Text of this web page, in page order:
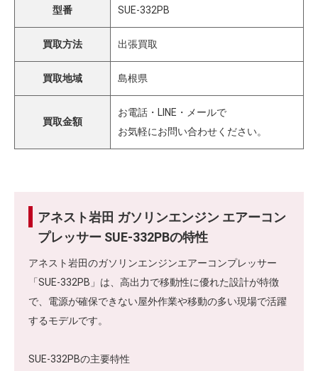
型番 SUE-332PB
買取方法 出張買取
買取地域 島根県
買取金額
お電話・LINE・メールで
お気軽にお問い合わせください。
アネスト岩田 ガソリンエンジン エアーコン
プレッサー SUE-332PBの特性
アネスト岩田のガソリンエンジンエアーコンプレッサー
「SUE-332PB」は、高出力で移動性に優れた設計が特徴
で、電源が確保できない屋外作業や移動の多い現場で活躍
するモデルです。
SUE-332PBの主要特性